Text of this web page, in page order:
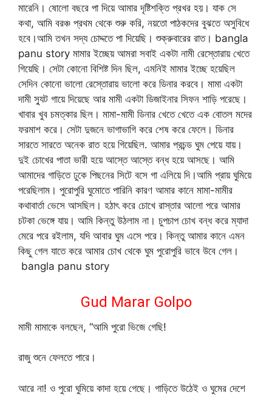
মারেনি। ষোলো বছরে পা দিয়ে আমার দৃষ্টিশক্তি প্রখর হয়। যাক সে
কথা, আমি বরঞ্চ প্রথম থেকে শুরু করি, নয়তো পাঠকদের বুঝতে অসুবিধে
হবে।আমি তখন সদ্য চোদ্দতে পা দিয়েছি। শুক্রুবারের রাত। bangla
panu story মামার ইচ্ছেয় আমরা সবাই একটা নামী রেস্তোরায় খেতে
গিয়েছি। সেটা কোনো বিশিষ্ট দিন ছিল, এমনিই মামার ইচ্ছে হয়েছিল
সেদিন কোনো ভালো রেস্তোরায় ভালো করে ডিনার করবে। মামা একটা
দামী স্যুট গায়ে দিয়েছে আর মামী একটা ডিজাইনার সিফন শাড়ি পরেছে।
খাবার খুব চমত্কার ছিল। মামা-মামী ডিনার খেতে খেতে এক বোতল মদের
ফরমাশ করে। সেটা দুজনে ভাগাভাগি করে শেষ করে ফেলে। ডিনার
সারতে সারতে অনেক রাত হয়ে গিয়েছিল. আমার প্রচন্ড ঘুম পেয়ে যায়।
দুই চোখের পাতা ভারী হয়ে আস্তে আস্তে বন্ধ হয়ে আসছে। আমি
আমাদের গাড়িতে ঢুকে পিছনের সিটে বসে গা এলিয়ে দি।আমি প্রায় ঘুমিয়ে
পরেছিলাম। পুরোপুরি ঘুমোতে পারিনি কারণ আমার কানে মামা-মামীর
কথাবার্তা ভেসে আসছিল। হঠাৎ করে চোখে রাস্তার আলো পরে আমার
চটকা ভেঙ্গে যায়। আমি কিন্তু উঠলাম না। চুপচাপ চোখ বন্ধ করে ম্যাদা
মেরে পরে রইলাম, যদি আবার ঘুম এসে পরে। কিন্তু আমার কানে এমন
কিছু গেল যাতে করে আমার চোখ থেকে ঘুম পুরোপুরি ভাবে উবে গেল।
bangla panu story
Gud Marar Golpo
মামী মামাকে বলছেন, “আমি পুরো ভিজে গেছি!
রাজু শুনে ফেলতে পারে।
আরে না! ও পুরো ঘুমিয়ে কাদা হয়ে গেছে। গাড়িতে উঠেই ও ঘুমের দেশে